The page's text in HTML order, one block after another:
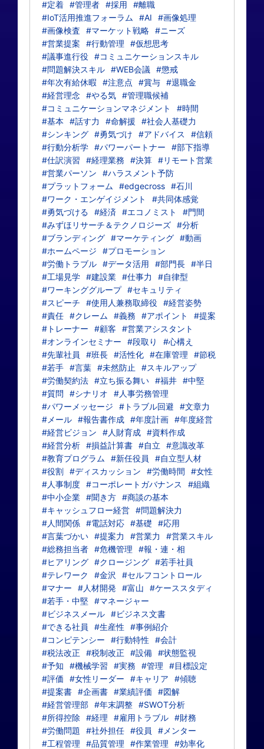
#定着 #管理者 #採用
#離職
#IoT活用推進フォーラム
#AI
#画像処理
#画像検査
#マーケット戦略 #ニーズ
#営業提案
#行動管理
#仮想思考
#議事進行役 #コミュニケーションスキル
#問題解決スキル #WEB会議
#懲戒
#年次有給休暇
#注意点 #賞与 #退職金
#経営理念 #やる気 #管理職候補
#コミュニケーションマネジメント
#時間
#基本
#話す力 #命解援
#社会人基礎力
#シンキング #勇気づけ #アドバイス
#信頼
#行動分析学 #パワーパートナー
#部下指導
#仕訳演習
#経理業務 #決算 #リモート営業
#営業パーソン
#ハラスメント予防
#プラットフォーム
#edgecross #石川
#ワーク・エンゲイジメント
#共同体感覚
#勇気づける
#経済 #エコノミスト
#門間
#みずほリサーチ＆テクノロジーズ #分析
#ブランディング #マーケティング #動画
#ホームページ
#プロモーション
#労働トラブル #データ活用 #部門長 #半日
#工場見学 #建設業 #仕事力
#自律型
#ワーキンググループ #セキュリティ
#スピーチ
#使用人兼務取締役 #経営姿勢
#責任 #クレーム #義務 #アポイント
#提案
#トレーナー
#顧客
#営業アシスタント
#オンラインセミナー
#段取り
#心構え
#先輩社員
#班長 #活性化 #在庫管理
#節税
#若手 #言葉 #未然防止
#スキルアップ
#労働契約法 #立ち振る舞い #福井 #中堅
#質問
#シナリオ
#人事労務管理
#パワーメッセージ
#トラブル回避
#文章力
#メール #報告書作成 #年度計画 #年度経営
#経営ビジョン
#人財育成 #資料作成
#経営分析 #損益計算書 #自立
#意識改革
#教育プログラム
#新任役員
#自立型人材
#役割 #ディスカッション #労働時間
#女性
#人事制度 #コーポレートガバナンス
#組織
#中小企業 #聞き方 #商談の基本
#キャッシュフロー経営 #問題解決力
#人間関係 #電話対応 #基礎
#応用
#言葉づかい #提案力 #営業力
#営業スキル
#総務担当者 #危機管理
#報・連・相
#ヒアリング #クロージング #若手社員
#テレワーク
#金沢
#セルフコントロール
#マナー
#人材開発 #富山
#ケーススタディ
#若手・中堅 #マネージャー
#ビジネスメール #ビジネス文書
#できる社員
#生産性
#事例紹介
#コンピテンシー
#行動特性
#会計
#税法改正
#税制改正 #設備 #状態監視
#予知
#機械学習 #実務 #管理
#目標設定
#評価
#女性リーダー #キャリア
#傾聴
#提案書 #企画書 #業績評価
#図解
#経営管理部 #年末調整 #SWOT分析
#所得控除
#経理 #雇用トラブル #財務
#労働問題
#社外担任 #役員
#メンター
#工程管理
#品質管理 #作業管理
#効率化